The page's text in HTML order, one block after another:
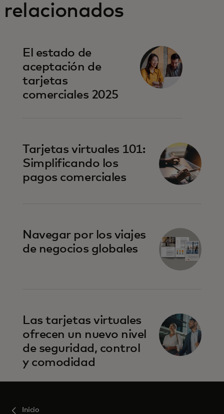
relacionados
El estado de
aceptación de
tarjetas
comerciales 2025
Tarjetas virtuales 101:
Simplificando los
pagos comerciales
Navegar por los viajes
de negocios globales
Las tarjetas virtuales
ofrecen un nuevo nivel
de seguridad, control
y comodidad
Inicio